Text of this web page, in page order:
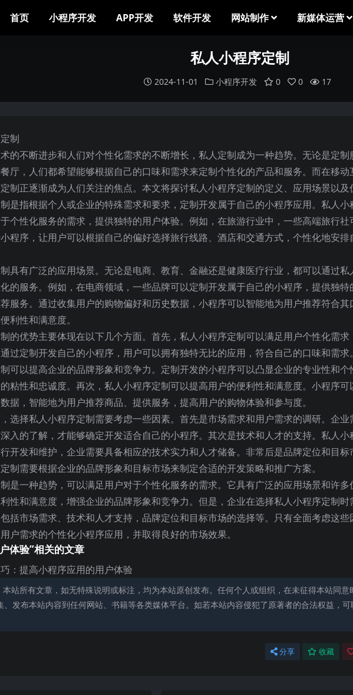
首页 小程序开发 APP开发 软件开发 网站制作 新媒体运营
私人小程序定制
2024-11-01 小程序开发 0 0 17
的不断进步和人们对个性化需求的不断增长，私人定制成为一种趋势。无论是定制
厅，人们都希望能够根据自己的口味和需求来定制个性化的产品和服务。而在移动
制正逐渐成为人们关注的焦点。本文将探讨私人小程序定制的定义、应用场景以及
是指根据个人或企业的特殊需求和要求，定制开发属于自己的小程序应用。私人小
个性化服务的需求，提供独特的用户体验。例如，在旅游行业中，一些高端旅行社
程序，让用户可以根据自己的偏好选择旅行线路、酒店和交通方式，个性化地安排
具有广泛的应用场景。无论是电商、教育、金融还是健康医疗行业，都可以通过私
的服务。例如，在电商领域，一些品牌可以定制开发属于自己的小程序，提供独特
服务。通过收集用户的购物偏好和历史数据，小程序可以智能地为用户推荐符合其
利性和满意度。
的优势主要体现在以下几个方面。首先，私人小程序定制可以满足用户个性化需求
过定制开发自己的小程序，用户可以拥有独特无比的应用，符合自己的口味和需求
可以提高企业的品牌形象和竞争力。定制开发的小程序可以凸显企业的专业性和个
粘性和忠诚度。再次，私人小程序定制可以提高用户的便利性和满意度。小程序可
据，智能地为用户推荐商品、提供服务，提高用户的购物体验和参与度。
选择私人小程序定制需要考虑一些因素。首先是市场需求和用户需求的调研。企业
入的了解，才能够确定开发适合自己的小程序。其次是技术和人才的支持。私人小
开发和维护，企业需要具备相应的技术实力和人才储备。非常后是品牌定位和目标
制需要根据企业的品牌形象和目标市场来制定合适的开发策略和推广方案。
是一种趋势，可以满足用户对于个性化服务的需求。它具有广泛的应用场景和许多
性和满意度，增强企业的品牌形象和竞争力。但是，企业在选择私人小程序定制时
括市场需求、技术和人才支持，品牌定位和目标市场的选择等。只有全面考虑这些
户需求的个性化小程序应用，并取得良好的市场效果。
体验”相关的文章
：提高小程序应用的用户体验
本站所有文章，如无特殊说明或标注，均为本站原创发布。任何个人或组织，在未征得本站同意
、发布本站内容到任何网站、书籍等各类媒体平台。如若本站内容侵犯了原著者的合法权益，
分享 收藏